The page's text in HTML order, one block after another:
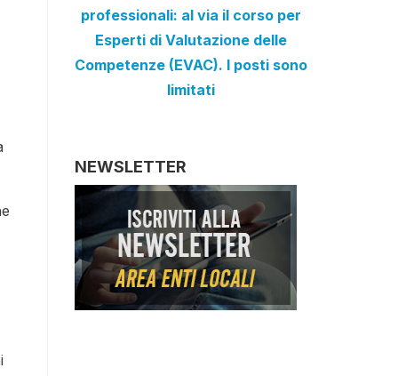
professionali: al via il corso per
Esperti di Valutazione delle
Competenze (EVAC). I posti sono
limitati
NEWSLETTER